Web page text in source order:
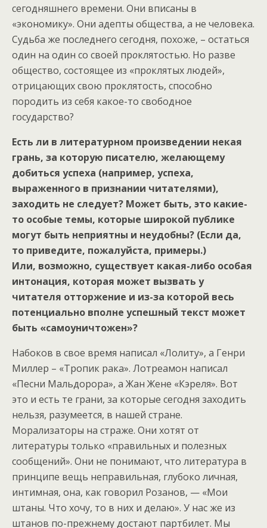
сегодняшнего времени. Они вписаны в
«экономику». Они адепты общества, а не человека.
Судьба же последнего сегодня, похоже, – остаться
один на один со своей проклятостью. Но разве
общество, состоящее из «проклятых людей»,
отрицающих свою проклятость, способно
породить из себя какое-то свободное
государство?
Есть ли в литературном произведении некая
грань, за которую писателю, желающему
добиться успеха (например, успеха,
выраженного в признании читателями),
заходить не следует? Может быть, это какие-
то особые темы, которые широкой публике
могут быть неприятны и неудобны? (Если да,
то приведите, пожалуйста, примеры.)
Или, возможно, существует какая-либо особая
интонация, которая может вызвать у
читателя отторжение и из-за которой весь
потенциально вполне успешный текст может
быть «самоуничтожен»?
Набоков в свое время написал «Лолиту», а Генри
Миллер – «Тропик рака». Лотреамон написал
«Песни Мальдорора», а Жан Жене «Кэреля». Вот
это и есть те грани, за которые сегодня заходить
нельзя, разумеется, в нашей стране.
Морализаторы на страже. Они хотят от
литературы только «правильных и полезных
сообщений». Они не понимают, что литература в
принципе вещь неправильная, глубоко личная,
интимная, она, как говорил Розанов, — «Мои
штаны. Что хочу, то в них и делаю». У нас же из
штанов по-прежнему достают партбилет. Мы